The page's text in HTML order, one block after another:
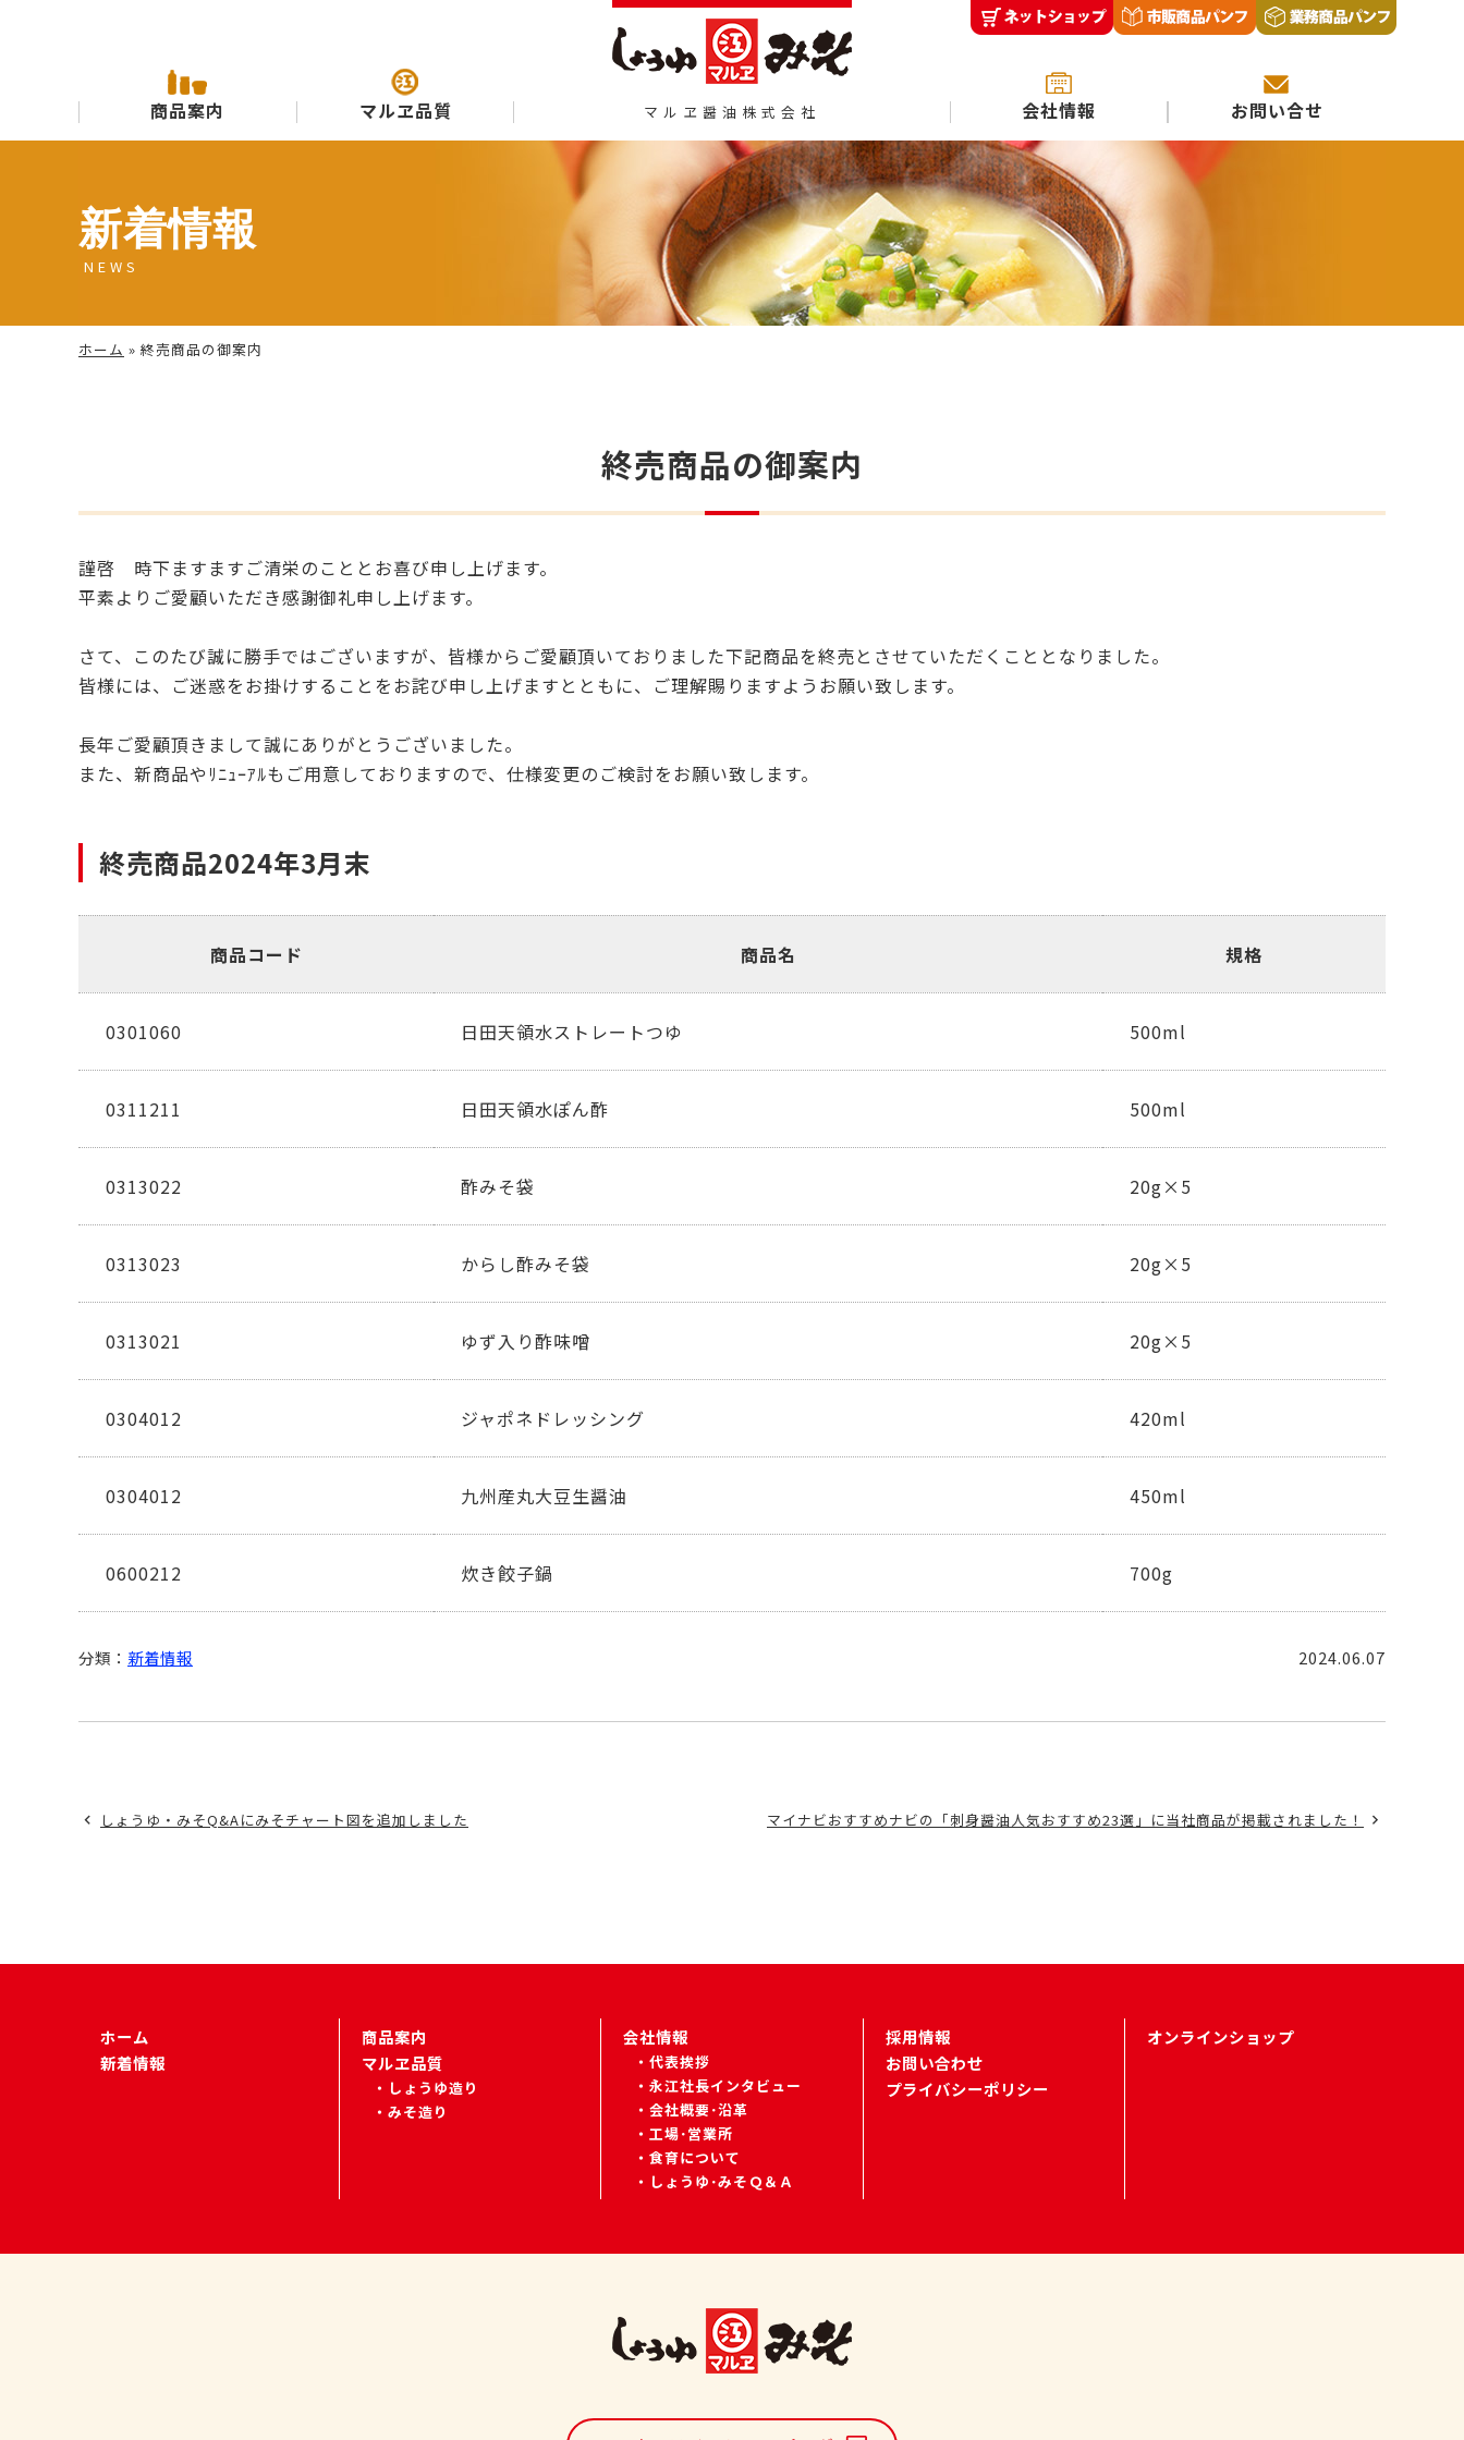
商品案内 マルヱ品質 マルヱ醤油株式会社 会社情報 お問い合せ
新着情報
NEWS
ホーム » 終売商品の御案内
終売商品の御案内
謹啓 時下ますますご清栄のこととお喜び申し上げます。
平素よりご愛顧いただき感謝御礼申し上げます。
さて、このたび誠に勝手ではございますが、皆様からご愛顧頂いておりました下記商品を終売とさせていただくこととなりました。
皆様には、ご迷惑をお掛けすることをお詫び申し上げますとともに、ご理解賜りますようお願い致します。
長年ご愛顧頂きまして誠にありがとうございました。
また、新商品やﾘﾆｭｰｱﾙもご用意しておりますので、仕様変更のご検討をお願い致します。
終売商品2024年3月末
商品コード 商品名 規格
0301060 日田天領水ストレートつゆ 500ml
0311211 日田天領水ぽん酢 500ml
0313022 酢みそ袋 20g×5
0313023 からし酢みそ袋 20g×5
0313021 ゆず入り酢味噌 20g×5
0304012 ジャポネドレッシング 420ml
0304012 九州産丸大豆生醤油 450ml
0600212 炊き餃子鍋 700g
分類： 新着情報 2024.06.07
しょうゆ・みそQ&Aにみそチャート図を追加しました マイナビおすすめナビの「刺身醤油人気おすすめ23選」に当社商品が掲載されました！
ホーム
新着情報
商品案内
マルヱ品質
しょうゆ造り
みそ造り
会社情報
代表挨拶
永江社長インタビュー
会社概要･沿革
工場･営業所
食育について
しょうゆ･みそＱ＆Ａ
採用情報
お問い合わせ
プライバシーポリシー
オンラインショップ